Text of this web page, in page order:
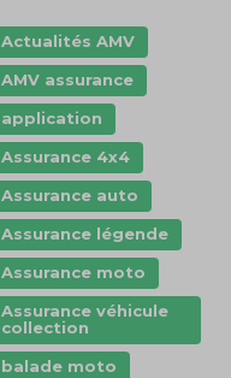
Actualités AMV
AMV assurance
application
Assurance 4x4
Assurance auto
Assurance légende
Assurance moto
Assurance véhicule
collection
balade moto